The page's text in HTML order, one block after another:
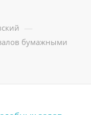
—
бумажными